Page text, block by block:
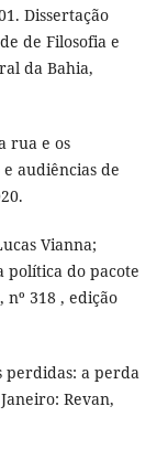
Dissertação
de Filosofia e
da Bahia,
rua e os
audiências de
Vianna;
política do pacote
nº 318 , edição
perdidas: a perda
Revan,